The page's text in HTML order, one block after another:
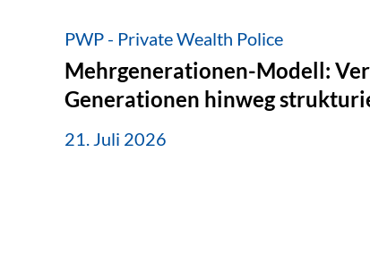
PWP - Private Wealth Police
Mehrgenerationen-Modell:
Generationen hinweg
21. Juli 2026